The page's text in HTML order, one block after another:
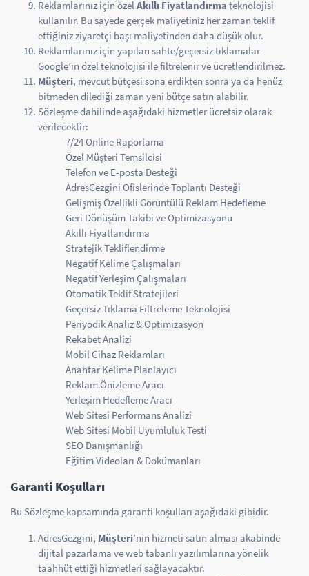
Reklamlarınız için özel Akıllı Fiyatlandırma teknolojisi
kullanılır. Bu sayede gerçek maliyetiniz her zaman teklif
ettiğiniz ziyaretçi başı maliyetinden daha düşük olur.
Reklamlarınız için yapılan sahte/geçersiz tıklamalar
Google’ın özel teknolojisi ile filtrelenir ve ücretlendirilmez.
Müşteri, mevcut bütçesi sona erdikten sonra ya da henüz
bitmeden dilediği zaman yeni bütçe satın alabilir.
Sözleşme dahilinde aşağıdaki hizmetler ücretsiz olarak
verilecektir:
7/24 Online Raporlama
Özel Müşteri Temsilcisi
Telefon ve E-posta Desteği
AdresGezgini Ofislerinde Toplantı Desteği
Gelişmiş Özellikli Görüntülü Reklam Hedefleme
Geri Dönüşüm Takibi ve Optimizasyonu
Akıllı Fiyatlandırma
Stratejik Tekliflendirme
Negatif Kelime Çalışmaları
Negatif Yerleşim Çalışmaları
Otomatik Teklif Stratejileri
Geçersiz Tıklama Filtreleme Teknolojisi
Periyodik Analiz & Optimizasyon
Rekabet Analizi
Mobil Cihaz Reklamları
Anahtar Kelime Planlayıcı
Reklam Önizleme Aracı
Yerleşim Hedefleme Aracı
Web Sitesi Performans Analizi
Web Sitesi Mobil Uyumluluk Testi
SEO Danışmanlığı
Eğitim Videoları & Dokümanları
Garanti Koşulları
Bu Sözleşme kapsamında garanti koşulları aşağıdaki gibidir.
AdresGezgini, Müşteri’nin hizmeti satın alması akabinde
dijital pazarlama ve web tabanlı yazılımlarına yönelik
taahhüt ettiği hizmetleri sağlayacaktır.